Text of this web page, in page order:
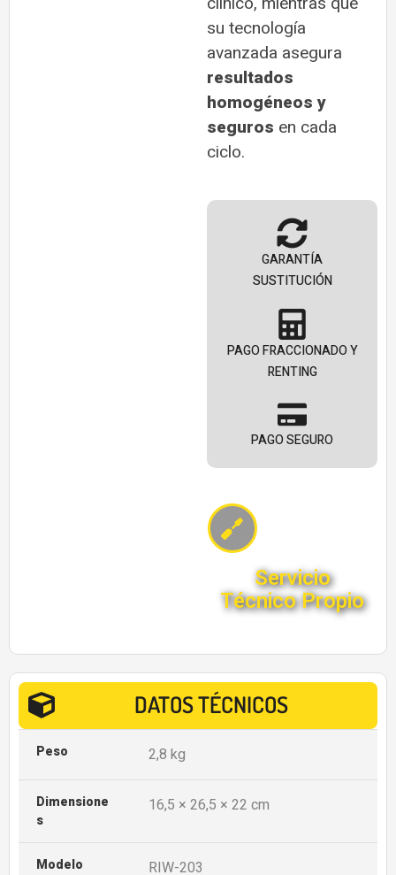
su tecnología
avanzada asegura
resultados
homogéneos y
seguros en cada
ciclo.
GARANTÍA
SUSTITUCIÓN
PAGO FRACCIONADO Y
RENTING
PAGO SEGURO
Servicio
Técnico Propio
DATOS TÉCNICOS
Peso 2,8 kg
Dimensione
S
16,5 × 26,5 × 22 cm
Modelo RIW-203